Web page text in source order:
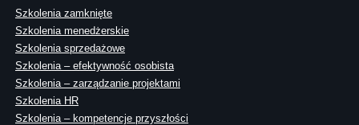
Szkolenia zamknięte
Szkolenia menedżerskie
Szkolenia sprzedażowe
Szkolenia – efektywność osobista
Szkolenia – zarządzanie projektami
Szkolenia HR
Szkolenia – kompetencje przyszłości